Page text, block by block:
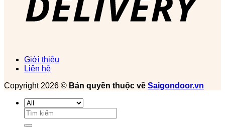
Giới thiệu
Liên hệ
Copyright 2026 © Bản quyền thuộc về Saigondoor.vn
Tìm
kiếm: